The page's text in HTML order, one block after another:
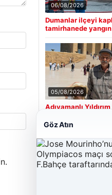
06/08/2026
Dumanlar ilçeyi
tamirhanede yangın
05/08/2026
Adıyamanlı
Anıtkabir’e Ziyaret
Son Eklenen
Göz Atın